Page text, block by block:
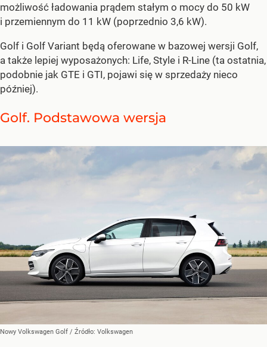
możliwość ładowania prądem stałym o mocy do 50 kW
i przemiennym do 11 kW (poprzednio 3,6 kW).
Golf i Golf Variant będą oferowane w bazowej wersji Golf,
a także lepiej wyposażonych: Life, Style i R-Line (ta ostatnia,
podobnie jak GTE i GTI, pojawi się w sprzedaży nieco
później).
Golf. Podstawowa wersja
Nowy Volkswagen Golf / Źródło: Volkswagen